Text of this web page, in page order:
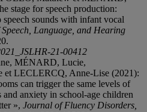
stage for speech production:
sounds with infant vocal
Language, and Hearing
21-00412
MÉNARD, Lucie,
et LECLERCQ, Anne-Lise (2021):
can trigger the same levels of
and anxiety in school-age children
», Journal of Fluency Disorders,